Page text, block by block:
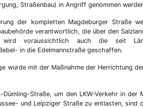
Straßenbau) in Angriff genommen
kompletten Magdeburger Straße
verantwortlich, die über den
voraussichtlich auch die seit
in die Edelmannstraße geschaffen.
mit der Maßnahme der Herrichtung
Straße, um den LKW-Verkehr in der
und Leipziger Straße zu entlasten, sind